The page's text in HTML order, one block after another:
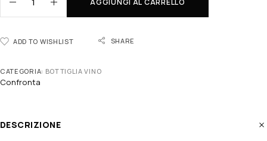
ADD TO WISHLIST SHARE
CATEGORIA: BOTTIGLIA VINO
Confronta
DESCRIZIONE